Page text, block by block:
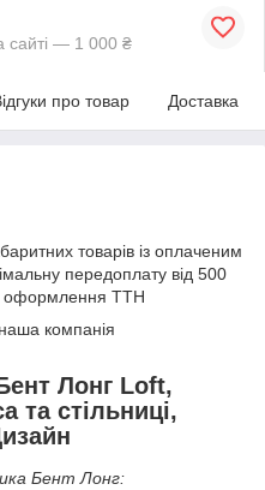
сайті — 1 000 ₴
про товар Доставка
товарів із оплаченим
передоплату від 500
оформлення ТТН
наша компанія
Лонг Loft,
та стільниці,
Бент Лонг: